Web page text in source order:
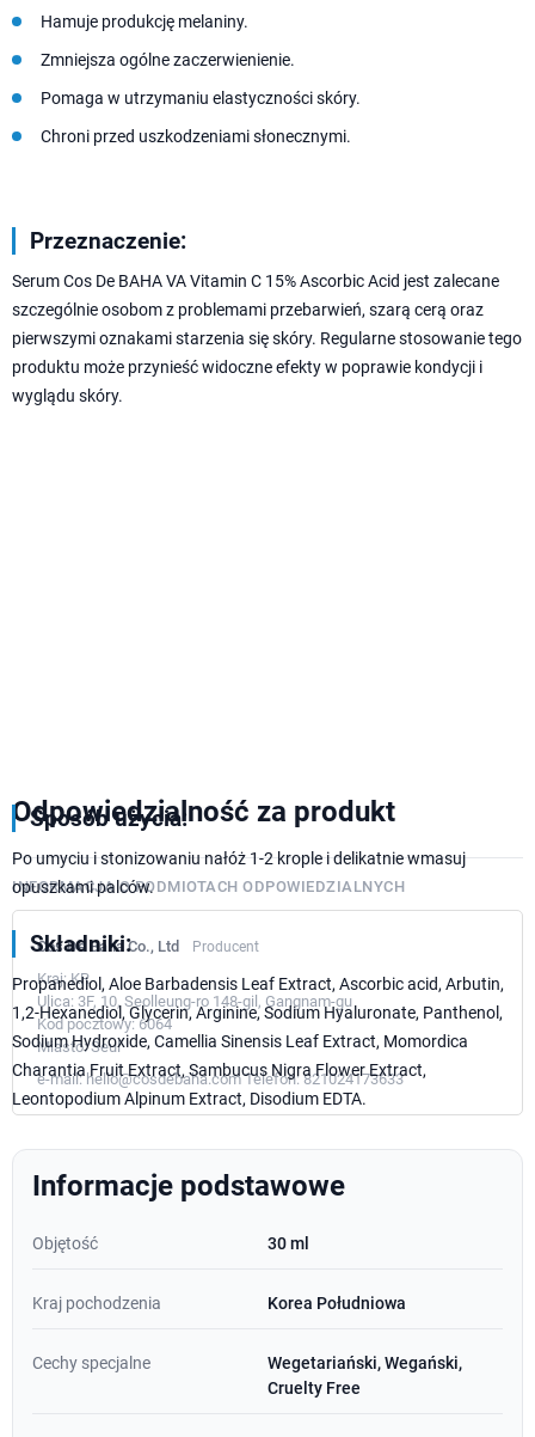
Hamuje produkcję melaniny.
Zmniejsza ogólne zaczerwienienie.
Pomaga w utrzymaniu elastyczności skóry.
Chroni przed uszkodzeniami słonecznymi.
Przeznaczenie:
Serum Cos De BAHA VA Vitamin C 15% Ascorbic Acid jest zalecane
szczególnie osobom z problemami przebarwień, szarą cerą oraz
pierwszymi oznakami starzenia się skóry. Regularne stosowanie tego
produktu może przynieść widoczne efekty w poprawie kondycji i
wyglądu skóry.
Sposób użycia:
Po umyciu i stonizowaniu nałóż 1-2 krople i delikatnie wmasuj
opuszkami palców.
Składniki:
Propanediol, Aloe Barbadensis Leaf Extract, Ascorbic acid, Arbutin,
1,2-Hexanediol, Glycerin, Arginine, Sodium Hyaluronate, Panthenol,
Sodium Hydroxide, Camellia Sinensis Leaf Extract, Momordica
Charantia Fruit Extract, Sambucus Nigra Flower Extract,
Leontopodium Alpinum Extract, Disodium EDTA.
Odpowiedzialność za produkt
INFORMACJA O PODMIOTACH ODPOWIEDZIALNYCH
Cos De Baha Co., Ltd Producent
Kraj:KR
Ulica: 3F, 10, Seolleung-ro 148-gil, Gangnam-gu
Kod pocztowy:6064
Miasto:Seul
e-mail:hello@cosdebaha.comTelefon:821024173633
Informacje podstawowe
Objętość 30 ml
Kraj pochodzenia Korea Południowa
Cechy specjalne
Wegetariański, Wegański,
Cruelty Free